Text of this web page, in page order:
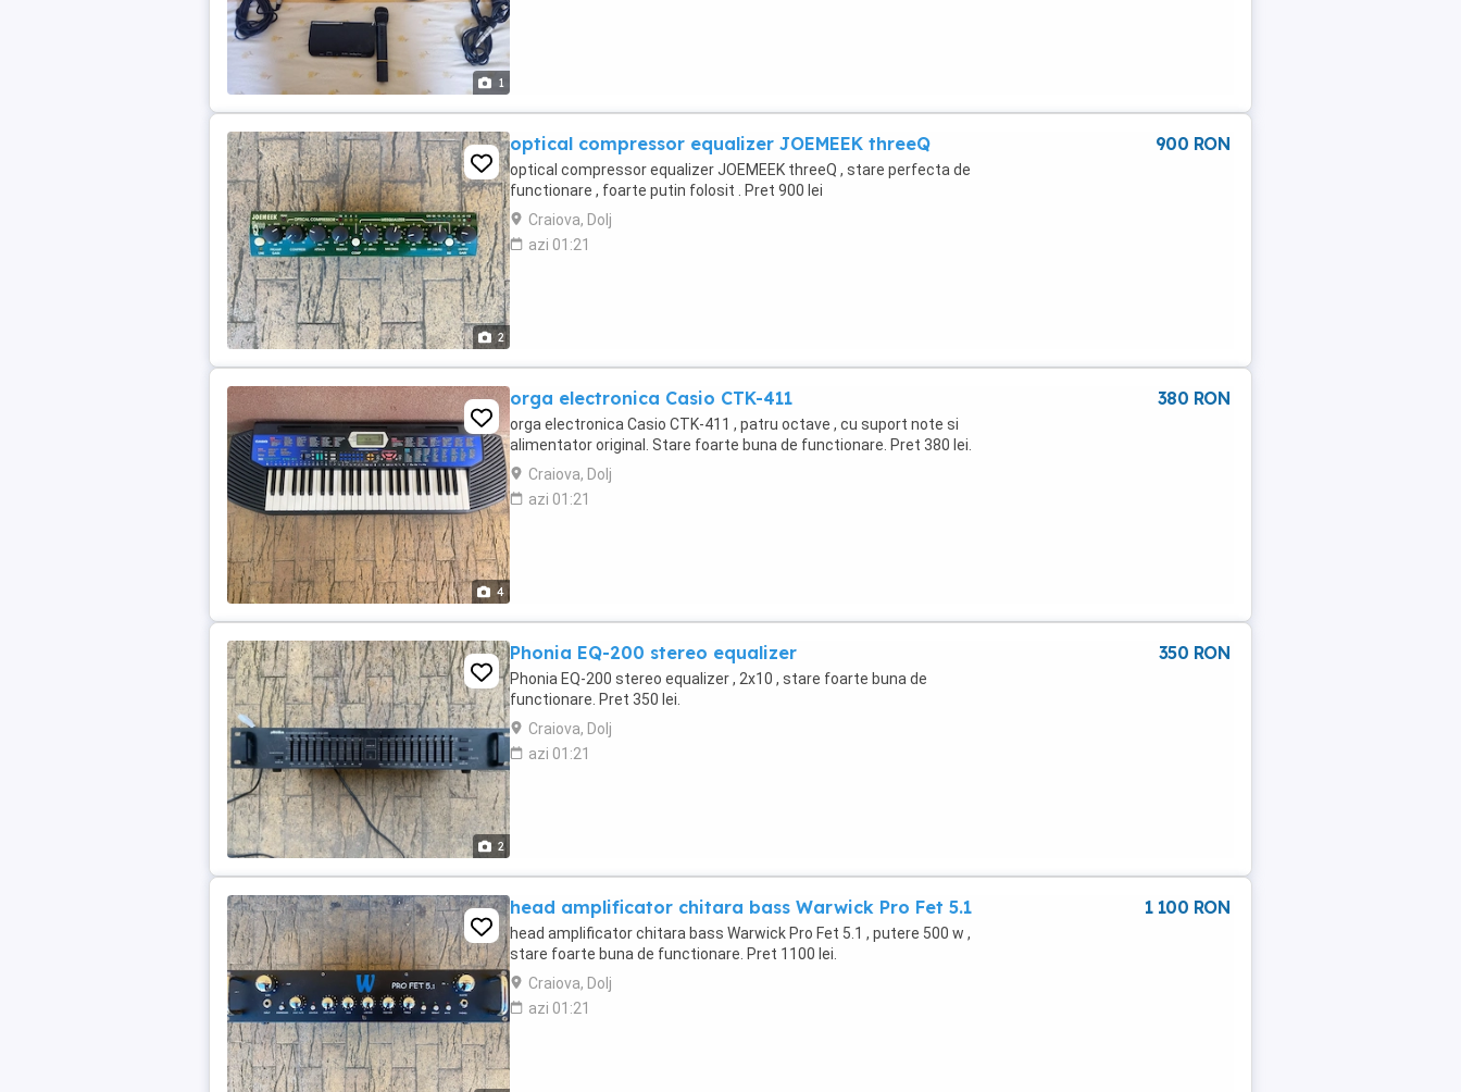
1
2
optical compressor equalizer JOEMEEK threeQ
optical compressor equalizer JOEMEEK threeQ , stare perfecta de
functionare , foarte putin folosit . Pret 900 lei
Craiova, Dolj
azi 01:21
900 RON
4
orga electronica Casio CTK-411
orga electronica Casio CTK-411 , patru octave , cu suport note si
alimentator original. Stare foarte buna de functionare. Pret 380 lei.
Craiova, Dolj
azi 01:21
380 RON
2
Phonia EQ-200 stereo equalizer
Phonia EQ-200 stereo equalizer , 2x10 , stare foarte buna de
functionare. Pret 350 lei.
Craiova, Dolj
azi 01:21
350 RON
head amplificator chitara bass Warwick Pro Fet 5.1
head amplificator chitara bass Warwick Pro Fet 5.1 , putere 500 w ,
stare foarte buna de functionare. Pret 1100 lei.
Craiova, Dolj
azi 01:21
1 100 RON